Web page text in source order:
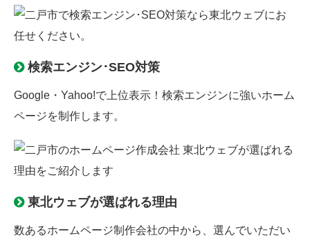
検索エンジン･SEO対策
Google ・ Yahoo!で上位表示！ 検索エンジンに強いホーム
ページを制作します。
東北ウェブが選ばれる理由
数あるホームページ制作会社の中から、選んでいただい